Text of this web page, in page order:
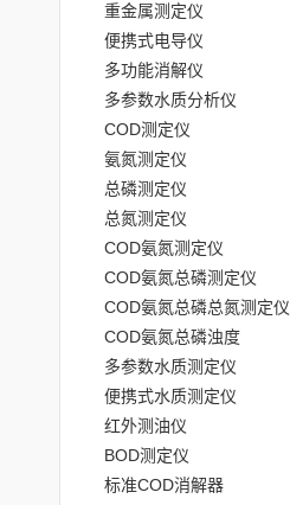
重金属测定仪
便携式电导仪
多功能消解仪
多参数水质分析仪
COD测定仪
氨氮测定仪
总磷测定仪
总氮测定仪
COD氨氮测定仪
COD氨氮总磷测定仪
COD氨氮总磷总氮测定仪
COD氨氮总磷浊度
多参数水质测定仪
便携式水质测定仪
红外测油仪
BOD测定仪
标准COD消解器